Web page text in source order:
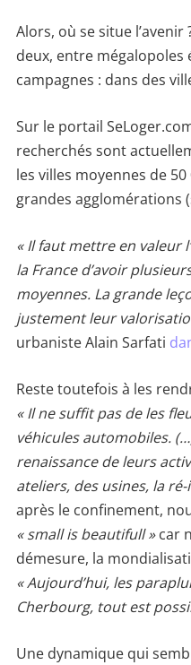
Alors, où se situe
deux, entre
campagnes : dans des
Sur le portail
recherchés sont
les villes moyennes de
grandes agglomérations
« Il faut mettre en valeur
la France d’avoir
moyennes. La grande
justement leur
urbaniste Alain Sarfati
Reste toutefois à les
« Il ne suffit pas de les
véhicules automobiles.
renaissance de leurs
ateliers, des usines, la
après le confinement,
« small is beautifull »car
démesure, la
« Aujourd’hui, les
Cherbourg, tout est
Une dynamique qui